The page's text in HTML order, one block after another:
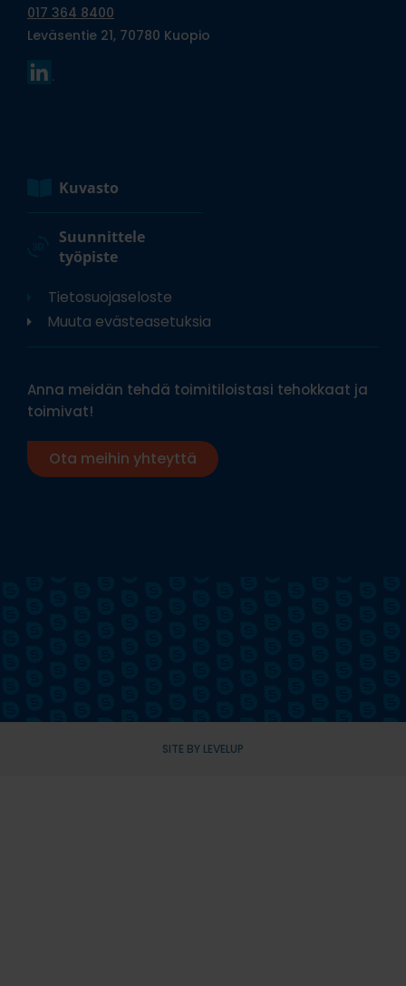
017 364 8400
Leväsentie 21, 70780 Kuopio
Kuvasto
Suunnittele
työpiste
Tietosuojaseloste
Muuta evästeasetuksia
Anna meidän tehdä toimitiloistasi tehokkaat ja
toimivat!
Ota meihin yhteyttä
SITE BY LEVELUP